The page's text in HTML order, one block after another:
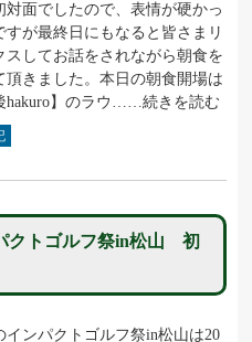
対面でしたので、表情が硬かっ
すが最終日にもなると皆さまリ
スしてお話をされながら朝食を
頂きました。本日の朝食開場は
hakuro】のラウ……続きを読む
クトゴルフ祭in松山 初
インパクトゴルフ祭in松山は20